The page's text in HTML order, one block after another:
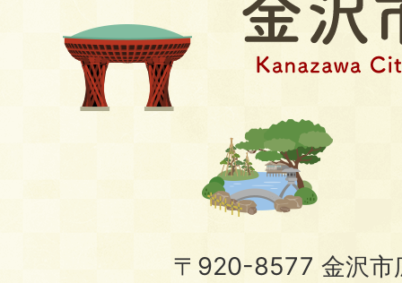
〒920-8577 金沢市